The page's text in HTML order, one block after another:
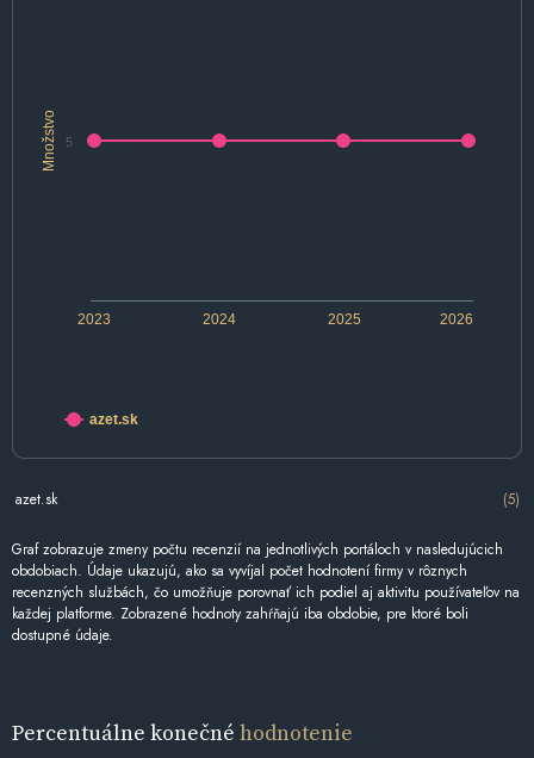
Množstvo
2023 2024 2025 2026
5
azet.sk
azet.sk (5)
Graf zobrazuje zmeny počtu recenzií na jednotlivých portáloch v nasledujúcich
obdobiach. Údaje ukazujú, ako sa vyvíjal počet hodnotení firmy v rôznych
recenzných službách, čo umožňuje porovnať ich podiel aj aktivitu používateľov na
každej platforme. Zobrazené hodnoty zahŕňajú iba obdobie, pre ktoré boli
dostupné údaje.
Percentuálne konečné hodnotenie